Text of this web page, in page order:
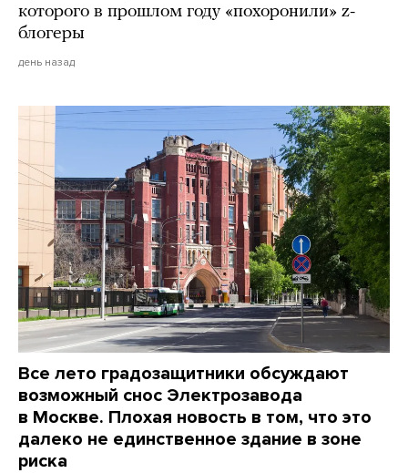
которого в прошлом году «похоронили» z-
блогеры
день назад
Все лето градозащитники обсуждают
возможный снос Электрозавода
в Москве. Плохая новость в том, что это
далеко не единственное здание в зоне
риска